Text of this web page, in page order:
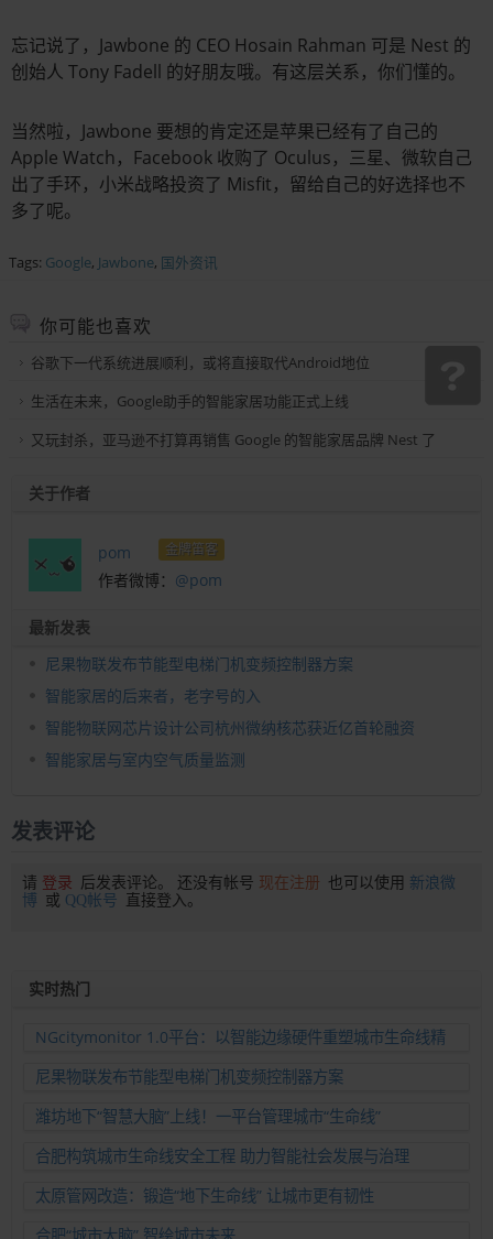
忘记说了，Jawbone 的 CEO Hosain Rahman 可是 Nest 的
创始人 Tony Fadell 的好朋友哦。有这层关系，你们懂的。
当然啦，Jawbone 要想的肯定还是苹果已经有了自己的
Apple Watch，Facebook 收购了 Oculus，三星、微软自己
出了手环，小米战略投资了 Misfit，留给自己的好选择也不
多了呢。
Tags: Google, Jawbone, 国外资讯
你可能也喜欢
谷歌下一代系统进展顺利，或将直接取代Android地位
生活在未来，Google助手的智能家居功能正式上线
又玩封杀，亚马逊不打算再销售 Google 的智能家居品牌 Nest 了
关于作者
pom 金牌笛客
作者微博： @pom
最新发表
尼果物联发布节能型电梯门机变频控制器方案
智能家居的后来者，老字号的入
智能物联网芯片设计公司杭州微纳核芯获近亿首轮融资
智能家居与室内空气质量监测
发表评论
请 登录 后发表评论。 还没有帐号 现在注册 也可以使用 新浪微
博 或 QQ帐号 直接登入。
实时热门
NGcitymonitor 1.0平台：以智能边缘硬件重塑城市生命线精
准运维新范式
尼果物联发布节能型电梯门机变频控制器方案
潍坊地下“智慧大脑”上线！一平台管理城市“生命线”
合肥构筑城市生命线安全工程 助力智能社会发展与治理
太原管网改造：锻造“地下生命线” 让城市更有韧性